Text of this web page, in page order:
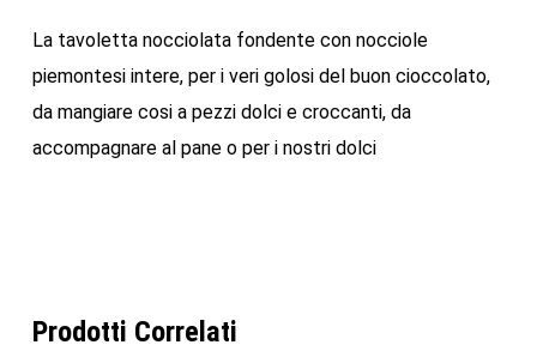
La tavoletta nocciolata fondente con nocciole
piemontesi intere, per i veri golosi del buon cioccolato,
da mangiare cosi a pezzi dolci e croccanti, da
accompagnare al pane o per i nostri dolci
Prodotti Correlati